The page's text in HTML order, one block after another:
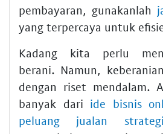
pembayaran, gunakanlah
yang terpercaya untuk
Kadang kita perlu
berani. Namun,
dengan riset mendalam.
banyak dari ide bisnis
peluang jualan